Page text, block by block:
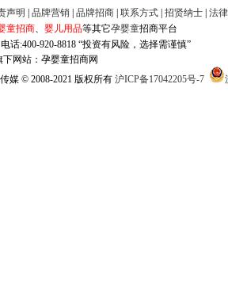
声明 品牌营销 品牌招商 联系方式 招贤纳士 法
童招商、 婴儿用品等其它孕婴童招商平台
话:400-920-8818 “投资有风险，选择需谨慎”
网站：孕婴童招商网
媒 © 2008-2021 版权所有 沪ICP备17042205号-7